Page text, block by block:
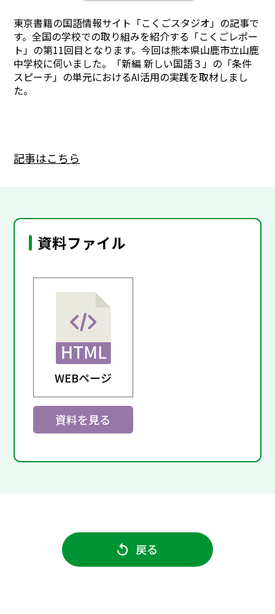
東京書籍の国語情報サイト「こくごスタジオ」の記事で
す。全国の学校での取り組みを紹介する「こくごレポー
ト」の第11回目となります。今回は熊本県山鹿市立山鹿
中学校に伺いました。「新編 新しい国語３」の「条件
スピーチ」の単元におけるAI活用の実践を取材しまし
た。
記事はこちら
資料ファイル
WEBページ
資料を見る
戻る